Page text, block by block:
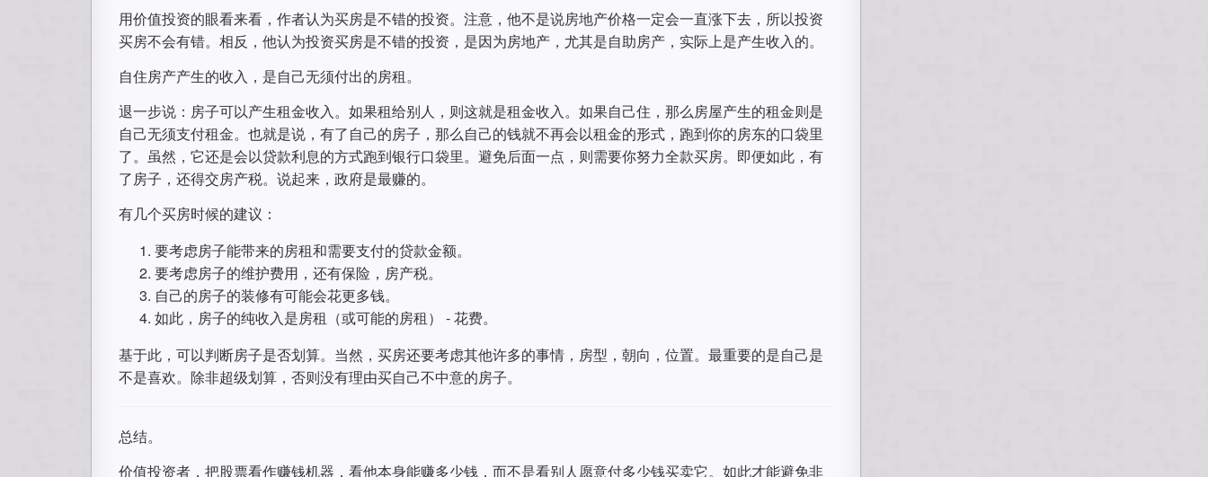
用价值投资的眼看来看，作者认为买房是不错的投资。注意，他不是说房地产价格一定会一直涨下去，所以投资
买房不会有错。相反，他认为投资买房是不错的投资，是因为房地产，尤其是自助房产，实际上是产生收入的。
自住房产产生的收入，是自己无须付出的房租。
退一步说：房子可以产生租金收入。如果租给别人，则这就是租金收入。如果自己住，那么房屋产生的租金则是
自己无须支付租金。也就是说，有了自己的房子，那么自己的钱就不再会以租金的形式，跑到你的房东的口袋里
了。虽然，它还是会以贷款利息的方式跑到银行口袋里。避免后面一点，则需要你努力全款买房。即便如此，有
了房子，还得交房产税。说起来，政府是最赚的。
有几个买房时候的建议：
要考虑房子能带来的房租和需要支付的贷款金额。
要考虑房子的维护费用，还有保险，房产税。
自己的房子的装修有可能会花更多钱。
如此，房子的纯收入是房租（或可能的房租） - 花费。
基于此，可以判断房子是否划算。当然，买房还要考虑其他许多的事情，房型，朝向，位置。最重要的是自己是
不是喜欢。除非超级划算，否则没有理由买自己不中意的房子。
总结。
价值投资者，把股票看作赚钱机器，看他本身能赚多少钱，而不是看别人愿意付多少钱买卖它。如此才能避免非